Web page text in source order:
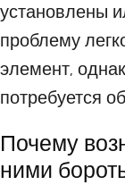
установлены
проблему
элемент,
потребуется
Почему
ними